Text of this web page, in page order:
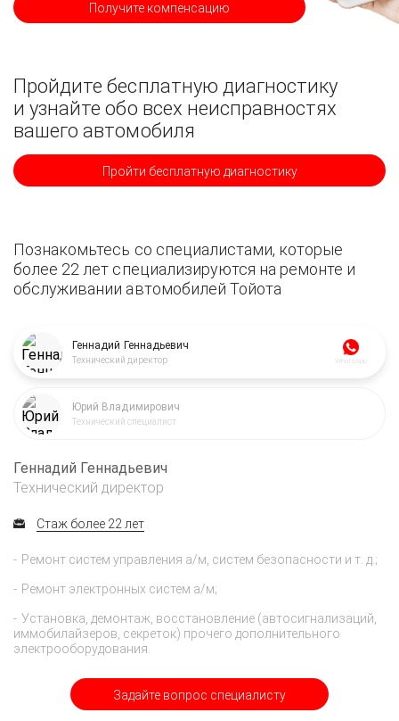
Получите компенсацию
Пройдите бесплатную диагностику
и узнайте обо всех неисправностях
вашего автомобиля
Пройти бесплатную диагностику
Познакомьтесь со специалистами, которые
более 22 лет специализируются на ремонте и
обслуживании автомобилей Тойота
Геннадий Геннадьевич
Технический директор WhatsApp
Юрий Владимирович
Технический специалист
Задайте вопрос специалисту
Геннадий Геннадьевич
Технический директор
Стаж более 22 лет
Ремонт систем управления а/м, систем безопасности и т. д.;
Ремонт электронных систем а/м;
Установка, демонтаж, восстановление (автосигнализаций,
иммобилайзеров, секреток) прочего дополнительного
электрооборудования.